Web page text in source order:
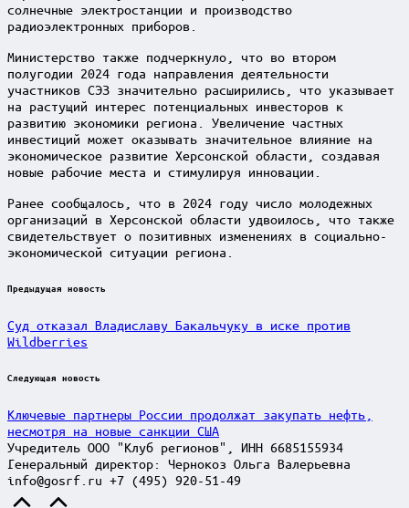
солнечные электростанции и производство
радиоэлектронных приборов.
Министерство также подчеркнуло, что во втором
полугодии 2024 года направления деятельности
участников СЭЗ значительно расширились, что указывает
на растущий интерес потенциальных инвесторов к
развитию экономики региона. Увеличение частных
инвестиций может оказывать значительное влияние на
экономическое развитие Херсонской области, создавая
новые рабочие места и стимулируя инновации.
Ранее сообщалось, что в 2024 году число молодежных
организаций в Херсонской области удвоилось, что также
свидетельствует о позитивных изменениях в социально-
экономической ситуации региона.
Post
Предыдущая новость
Суд отказал Владиславу Бакальчуку в иске против
Wildberries
Следующая новость
Ключевые партнеры России продолжат закупать нефть,
несмотря на новые санкции США
Учредитель ООО "Клуб регионов", ИНН 6685155934
Генеральный директор: Чернокоз Ольга Валерьевна
info@gosrf.ru +7 (495) 920-51-49